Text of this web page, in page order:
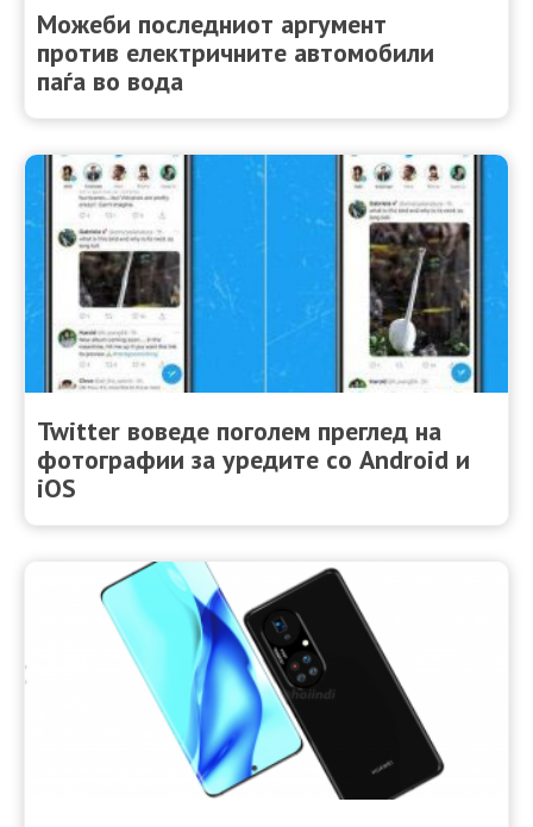
Можеби последниот аргумент
против електричните автомобили
паѓа во вода
Twitter воведе поголем преглед на
фотографии за уредите со Android и
iOS